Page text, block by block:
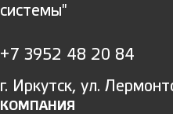
системы"
+7 3952 48 20 84
г. Иркутск, ул.
КОМПАНИЯ